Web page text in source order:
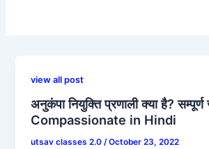
view all post
अनुकंपा नियुक्ति प्रणाली क्या है? सम्पूर्ण
Compassionate in Hindi
utsav classes 2.0/October 23, 2022